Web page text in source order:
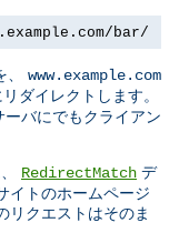
bar/
、 www.example.com
ダイレクトします。
バにでもクライアン
RedirectMatch デ
イトのホームページ
リクエストはそのま